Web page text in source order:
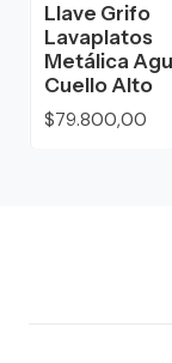
Llave Grifo
Lavaplatos
Metálica
Cuello Alto
$79.800,00